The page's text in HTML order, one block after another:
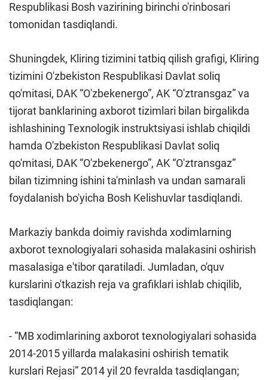
Respublikasi Bosh vazirining birinchi o'rinbosari
tomonidan tasdiqlandi.
Shuningdek, Kliring tizimini tatbiq qilish grafigi, Kliring
tizimini O'zbekiston Respublikasi Davlat soliq
qo'mitasi, DAK “O'zbekenergo”, AK “O'ztransgaz” va
tijorat banklarining axborot tizimlari bilan birgalikda
ishlashining Texnologik instruktsiyasi ishlab chiqildi
hamda O'zbekiston Respublikasi Davlat soliq
qo'mitasi, DAK “O'zbekenergo”, AK “O'ztransgaz”
bilan tizimning ishini ta'minlash va undan samarali
foydalanish bo'yicha Bosh Kelishuvlar tasdiqlandi.
Markaziy bankda doimiy ravishda xodimlarning
axborot texnologiyalari sohasida malakasini oshirish
masalasiga e'tibor qaratiladi. Jumladan, o'quv
kurslarini o'tkazish reja va grafiklari ishlab chiqilib,
tasdiqlangan:
- “MB xodimlarining axborot texnologiyalari sohasida
2014-2015 yillarda malakasini oshirish tematik
kurslari Rejasi” 2014 yil 20 fevralda tasdiqlangan;